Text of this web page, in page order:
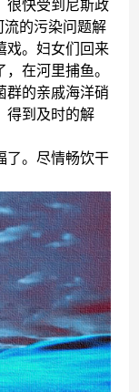
很快受到尼斯政
的污染问题解
戏。妇女们回来
在河里捕鱼。
群的亲戚海洋硝
得到及时的解
了。尽情畅饮干